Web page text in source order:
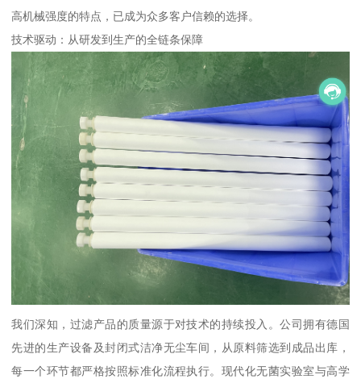
高机械强度的特点，已成为众多客户信赖的选择。
技术驱动：从研发到生产的全链条保障
我们深知，过滤产品的质量源于对技术的持续投入。公司拥有德国
先进的生产设备及封闭式洁净无尘车间，从原料筛选到成品出库，
每一个环节都严格按照标准化流程执行。现代化无菌实验室与高学